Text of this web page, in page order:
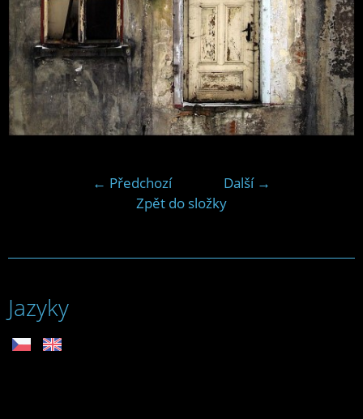
← Předchozí
Další →
Zpět do složky
Jazyky